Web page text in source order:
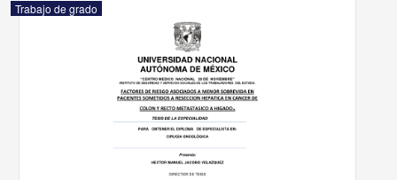
Trabajo de grado